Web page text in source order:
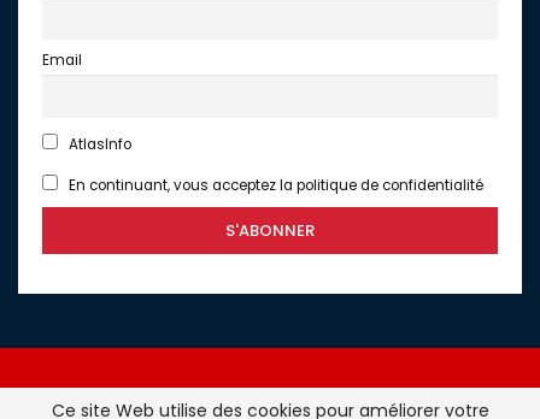
Email
AtlasInfo
En continuant, vous acceptez la politique de confidentialité
Ce site Web utilise des cookies pour améliorer votre